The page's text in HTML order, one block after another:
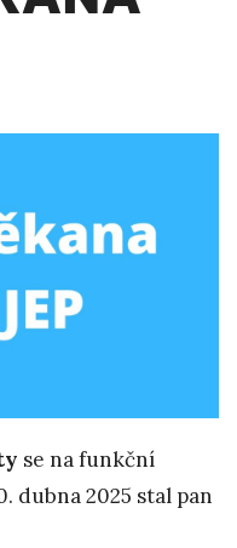
se na funkční
dubna 2025 stal pan